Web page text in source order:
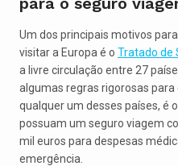
Um dos principais motivos
visitar a Europa é o Tratado de
a livre circulação entre 27
algumas regras rigorosas
qualquer um desses países, é
possuam um seguro viagem
mil euros para despesas
emergência.